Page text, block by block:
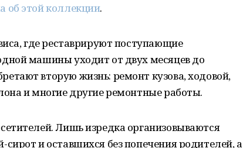
об этой коллекции.
где реставрируют поступающие
машины уходит от двух месяцев до
вторую жизнь: ремонт кузова, ходовой,
и многие другие ремонтные работы.
Лишь изредка организовываются
и оставшихся без попечения родителей, а